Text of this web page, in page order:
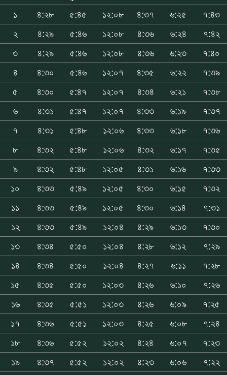
১
৪:২৮ ৫:৪৫ ১২:০৮ ৪:৩৭ ৬:২৫
৭:৪৩
২
৪:২৯ ৫:৪৬ ১২:০৮ ৪:৩৬ ৬:২৪
৭:৪২
৩
৪:২৯ ৫:৪৬ ১২:০৮ ৪:৩৬ ৬:২৩
৭:৪০
৪
৪:৩০ ৫:৪৬ ১২:০৭ ৪:৩৫ ৬:২২
৭:৩৯
৫
৪:৩০ ৫:৪৭ ১২:০৭ ৪:৩৪ ৬:২১
৭:৩৮
৬
৪:৩১ ৫:৪৭ ১২:০৭ ৪:৩৩ ৬:১৯
৭:৩৭
৭
৪:৩১ ৫:৪৮ ১২:০৬ ৪:৩৩ ৬:১৮
৭:৩৬
৮
৪:৩২ ৫:৪৮ ১২:০৬ ৪:৩২ ৬:১৭
৭:৩৫
৯
৪:৩২ ৫:৪৮ ১২:০৫ ৪:৩১ ৬:১৬
৭:৩৩
১০
৪:৩৩ ৫:৪৯ ১২:০৫ ৪:৩০ ৬:১৫
৭:৩২
১১
৪:৩৩ ৫:৪৯ ১২:০৫ ৪:৩০ ৬:১৪
৭:৩১
১২
৪:৩৩ ৫:৪৯ ১২:০৪ ৪:২৯ ৬:১৩
৭:৩০
১৩
৪:৩৪ ৫:৫০ ১২:০৪ ৪:২৮ ৬:১২
৭:২৯
১৪
৪:৩৪ ৫:৫০ ১২:০৪ ৪:২৭ ৬:১১
৭:২৮
১৫
৪:৩৫ ৫:৫০ ১২:০৩ ৪:২৬ ৬:১০
৭:২৬
১৬
৪:৩৫ ৫:৫১ ১২:০৩ ৪:২৬ ৬:০৯
৭:২৫
১৭
৪:৩৬ ৫:৫১ ১২:০৩ ৪:২৫ ৬:০৮
৭:২৪
১৮
৪:৩৬ ৫:৫২ ১২:০২ ৪:২৪ ৬:০৭
৭:২৩
১৯
৪:৩৭ ৫:৫২ ১২:০২ ৪:২৩ ৬:০৬
৭:২২